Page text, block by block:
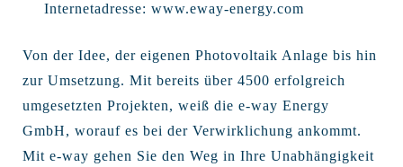
Internetadresse: www.eway-energy.com
Von der Idee, der eigenen Photovoltaik Anlage bis hin
zur Umsetzung. Mit bereits über 4500 erfolgreich
umgesetzten Projekten, weiß die e-way Energy
GmbH, worauf es bei der Verwirklichung ankommt.
Mit e-way gehen Sie den Weg in Ihre Unabhängigkeit